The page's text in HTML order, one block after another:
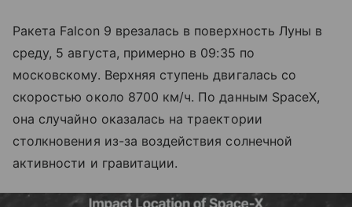
Ракета Falcon 9 врезалась в поверхность Луны в
среду, 5 августа, примерно в 09:35 по
московскому. Верхняя ступень двигалась со
скоростью около 8700 км/ч. По данным SpaceX,
она случайно оказалась на траектории
столкновения из-за воздействия солнечной
активности и гравитации.